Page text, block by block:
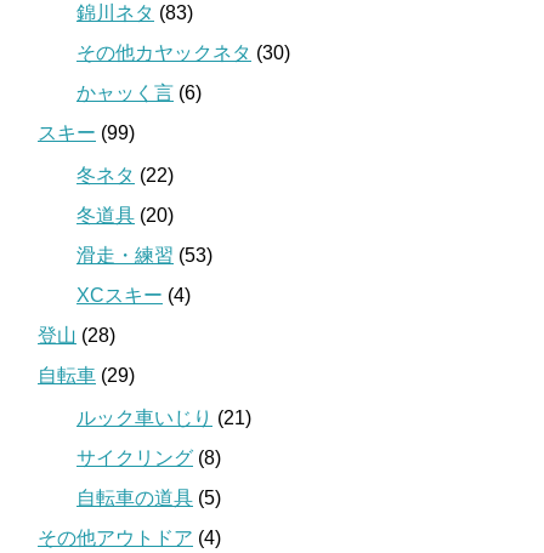
錦川ネタ (83)
その他カヤックネタ (30)
かャッく言 (6)
スキー (99)
冬ネタ (22)
冬道具 (20)
滑走・練習 (53)
XCスキー (4)
登山 (28)
自転車 (29)
ルック車いじり (21)
サイクリング (8)
自転車の道具 (5)
その他アウトドア (4)